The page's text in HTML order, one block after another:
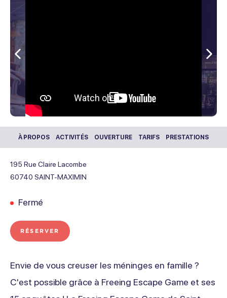
12
Précédent
À PROPOS ACTIVITÉS OUVERTURE TARIFS PRESTATIONS
195 Rue Claire Lacombe
60740 SAINT-MAXIMIN
Fermé
RÉSERVER
Envie de vous creuser les méninges en famille ?
C'est possible grâce à Freeing Escape Game et ses